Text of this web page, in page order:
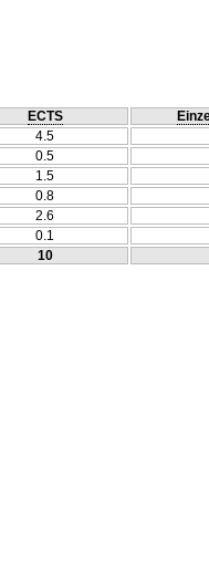
ECTS
4.5
0.5
1.5
0.8
2.6
0.1
10